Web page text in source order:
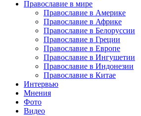
Православие в мире
Православие в Америке
Православие в Африке
Православие в Белоруссии
Православие в Греции
Православие в Европе
Православие в Ингушетии
Православие в Индонезии
Православие в Китае
Интервью
Мнения
Фото
Видео